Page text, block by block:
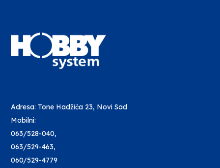
Adresa: Tone Hadžića 23, Novi Sad
Mobilni:
063/528-040,
063/529-463,
060/529-4779